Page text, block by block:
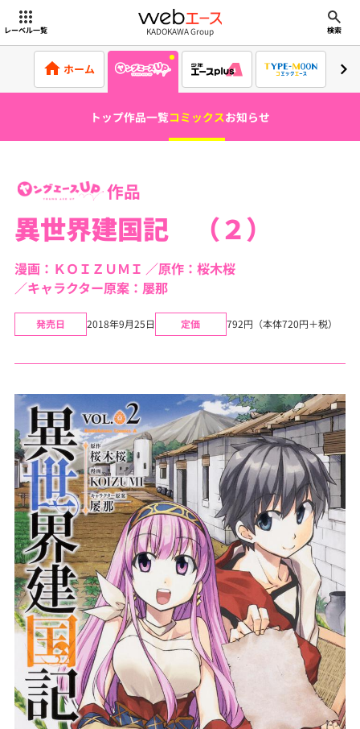
レーベル一覧 webエース
KADOKAWA Group 検索
ホーム
トップ作品一覧コミックスお知らせ
作品
異世界建国記 （２）
漫画：ＫＯＩＺＵＭＩ
原作：桜木桜
キャラクター原案：屡那
発売日 2018年9月25日 定価 792円（本体720円＋税）